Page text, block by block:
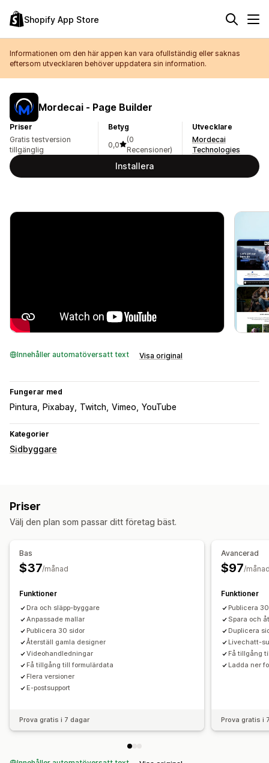
Shopify App Store
Informationen om den här appen kan vara ofullständig eller saknas
eftersom utvecklaren behöver uppdatera sin information.
Mordecai ‑ Page Builder
Priser
Gratis testversion
tillgänglig
Betyg
0,0
(0
Recensioner)
Utvecklare
Mordecai
Technologies
Installera
Innehåller automatöversatt text Visa original
Fungerar med
Pintura Pixabay Twitch Vimeo YouTube
Kategorier
Sidbyggare
Priser
Välj den plan som passar ditt företag bäst.
Bas
$37/månad
Funktioner
Dra och släpp-byggare
Anpassade mallar
Publicera 30 sidor
Återställ gamla designer
Videohandledningar
Få tillgång till formulärdata
Flera versioner
E-postsupport
Prova gratis i 7 dagar
Avancerad
$97/
Funktioner
Publicera
Spara och
Duplicera
Livechatt-
Få tillgång
Ladda ner
Prova gratis i